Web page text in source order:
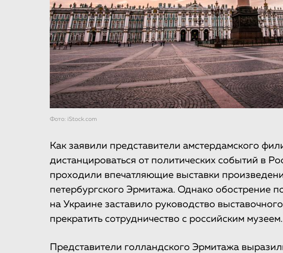
Фото: iStock.com
Как заявили представители амстердамского
дистанцироваться от политических событий в
проходили впечатляющие выставки
петербургского Эрмитажа. Однако обострение
на Украине заставило руководство
прекратить сотрудничество с российским музеем.
Представители голландского Эрмитажа